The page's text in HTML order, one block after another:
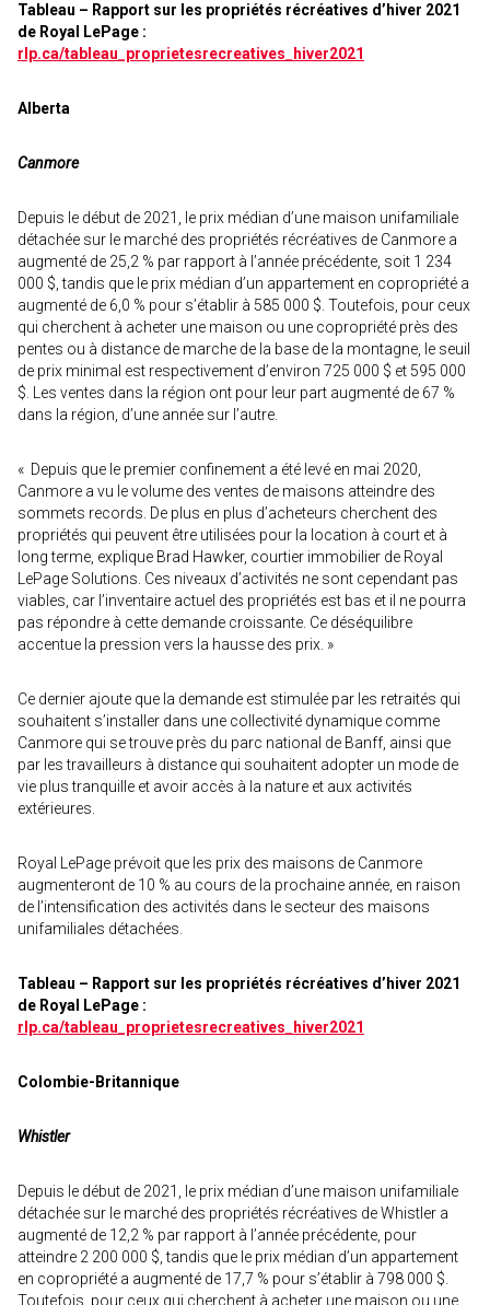
Tableau – Rapport sur les propriétés récréatives d’hiver 2021
de Royal LePage :
rlp.ca/tableau_proprietesrecreatives_hiver2021
Alberta
Canmore
Depuis le début de 2021, le prix médian d’une maison unifamiliale
détachée sur le marché des propriétés récréatives de Canmore a
augmenté de 25,2 % par rapport à l’année précédente, soit 1 234
000 $, tandis que le prix médian d’un appartement en copropriété a
augmenté de 6,0 % pour s’établir à 585 000 $. Toutefois, pour ceux
qui cherchent à acheter une maison ou une copropriété près des
pentes ou à distance de marche de la base de la montagne, le seuil
de prix minimal est respectivement d’environ 725 000 $ et 595 000
$. Les ventes dans la région ont pour leur part augmenté de 67 %
dans la région, d’une année sur l’autre.
« Depuis que le premier confinement a été levé en mai 2020,
Canmore a vu le volume des ventes de maisons atteindre des
sommets records. De plus en plus d’acheteurs cherchent des
propriétés qui peuvent être utilisées pour la location à court et à
long terme, explique Brad Hawker, courtier immobilier de Royal
LePage Solutions. Ces niveaux d’activités ne sont cependant pas
viables, car l’inventaire actuel des propriétés est bas et il ne pourra
pas répondre à cette demande croissante. Ce déséquilibre
accentue la pression vers la hausse des prix. »
Ce dernier ajoute que la demande est stimulée par les retraités qui
souhaitent s’installer dans une collectivité dynamique comme
Canmore qui se trouve près du parc national de Banff, ainsi que
par les travailleurs à distance qui souhaitent adopter un mode de
vie plus tranquille et avoir accès à la nature et aux activités
extérieures.
Royal LePage prévoit que les prix des maisons de Canmore
augmenteront de 10 % au cours de la prochaine année, en raison
de l’intensification des activités dans le secteur des maisons
unifamiliales détachées.
Tableau – Rapport sur les propriétés récréatives d’hiver 2021
de Royal LePage :
rlp.ca/tableau_proprietesrecreatives_hiver2021
Colombie-Britannique
Whistler
Depuis le début de 2021, le prix médian d’une maison unifamiliale
détachée sur le marché des propriétés récréatives de Whistler a
augmenté de 12,2 % par rapport à l’année précédente, pour
atteindre 2 200 000 $, tandis que le prix médian d’un appartement
en copropriété a augmenté de 17,7 % pour s’établir à 798 000 $.
Toutefois, pour ceux qui cherchent à acheter une maison ou une